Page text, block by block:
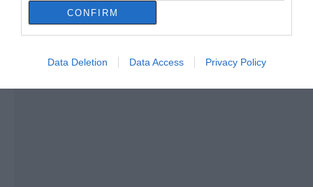
CONFIRM
Data Deletion Data Access Privacy Policy